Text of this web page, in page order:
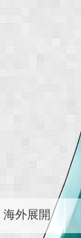
海外展開